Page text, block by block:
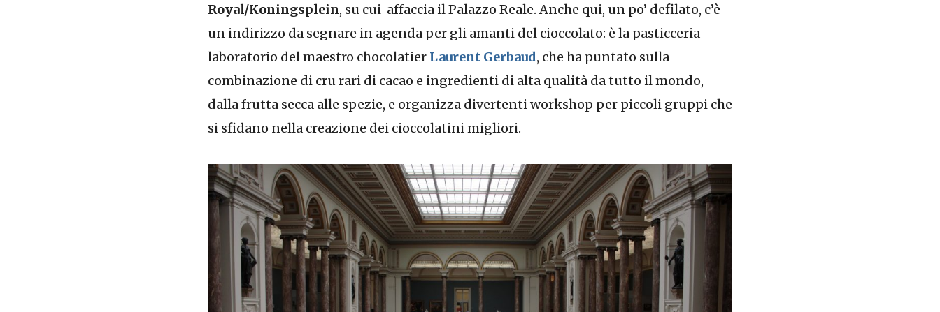
Royal/Koningsplein, su cui affaccia il Palazzo Reale. Anche qui, un po’ defilato, c’è
un indirizzo da segnare in agenda per gli amanti del cioccolato: è la pasticceria-
laboratorio del maestro chocolatier Laurent Gerbaud, che ha puntato sulla
combinazione di cru rari di cacao e ingredienti di alta qualità da tutto il mondo,
dalla frutta secca alle spezie, e organizza divertenti workshop per piccoli gruppi che
si sfidano nella creazione dei cioccolatini migliori.